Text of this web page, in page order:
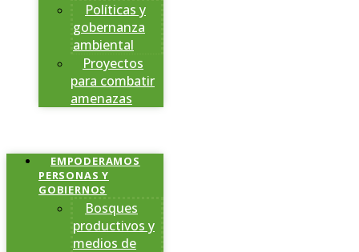
Políticas y
gobernanza
ambiental
Proyectos
para combatir
amenazas
EMPODERAMOS
PERSONAS Y
GOBIERNOS
Bosques
productivos y
medios de